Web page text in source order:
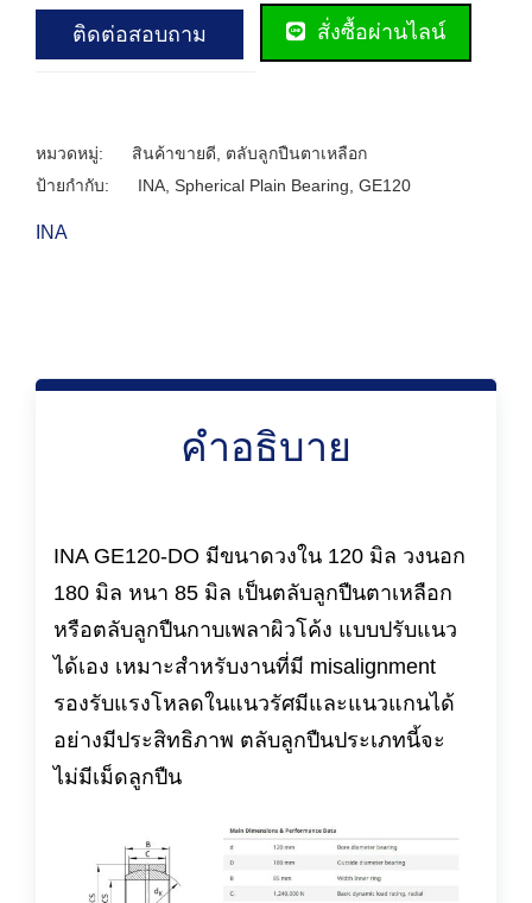
ติดต่อสอบถาม สั่งซื้อผ่านไลน์
หมวดหมู่: สินค้าขายดี
ตลับลูกปืนตาเหลือก
ป้ายกำกับ:
INA Spherical Plain Bearing GE120
INA
คำอธิบาย
INA GE120-DO มีขนาดวงใน 120 มิล วงนอก
180 มิล หนา 85 มิล เป็นตลับลูกปืนตาเหลือก
หรือตลับลูกปืนกาบเพลาผิวโค้ง แบบปรับแนว
ได้เอง เหมาะสำหรับงานที่มี misalignment
รองรับแรงโหลดในแนวรัศมีและแนวแกนได้
อย่างมีประสิทธิภาพ ตลับลูกปืนประเภทนี้จะ
ไม่มีเม็ดลูกปืน